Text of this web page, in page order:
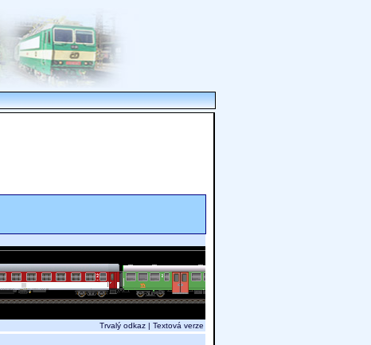
Trvalý odkaz | Textová verze